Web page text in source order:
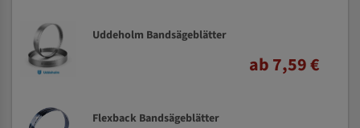
Uddeholm Bandsägeblätter
ab 7,59 €
Flexback Bandsägeblätter